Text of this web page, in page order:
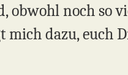
obwohl noch so
dazu, euch